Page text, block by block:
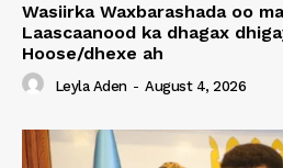
Wasiirka Waxbarashada oo
Laascaanood ka dhagax
Hoose/dhexe ah
Leyla Aden - August 4, 2026